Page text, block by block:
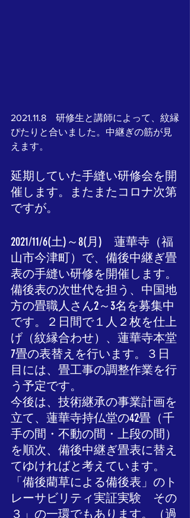
2021.11.8　研修生と講師によって、紋縁
ぴたりと合いました。中継ぎの筋が見
えます。
延期していた手縫い研修会を開
催します。またまたコロナ次第
ですが。
2021/11/6(土)～8(月)　蓮華寺（福
山市今津町）で、備後中継ぎ畳
表の手縫い研修を開催します。
備後表の次世代を担う 、中国地
方の畳職人さん2～3名を募集中
です。２日間で１人２枚を仕上
げ（紋縁合わせ）、蓮華寺本堂
7畳の表替えを行います。３日
目には、畳工事の調整作業を行
う予定です。
今後は、技術継承の事業計画を
立て、蓮華寺持仏堂の42畳（千
手の間・不動の間・上段の間）
を順次、備後中継ぎ畳表に替え
てゆければと考えています。
「備後藺草による備後表」のト
レーサビリティ実証実験　その
３」の一環でもあります。（過